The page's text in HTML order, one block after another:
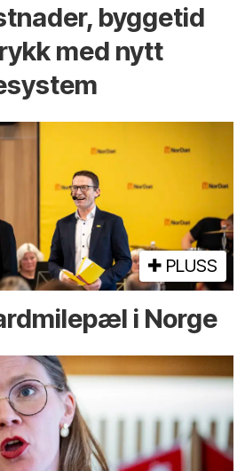
byggetid
med nytt
PLUSS
i Norge